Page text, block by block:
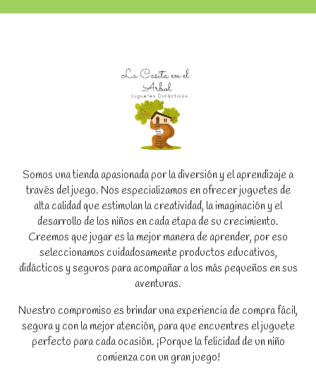
Somos una tienda apasionada por la diversión y el aprendizaje a
través del juego. Nos especializamos en ofrecer juguetes de
alta calidad que estimulan la creatividad, la imaginación y el
desarrollo de los niños en cada etapa de su crecimiento.
Creemos que jugar es la mejor manera de aprender, por eso
seleccionamos cuidadosamente productos educativos,
didácticos y seguros para acompañar a los más pequeños en sus
aventuras.
Nuestro compromiso es brindar una experiencia de compra fácil,
segura y con la mejor atención, para que encuentres el juguete
perfecto para cada ocasión. ¡Porque la felicidad de un niño
comienza con un gran juego!